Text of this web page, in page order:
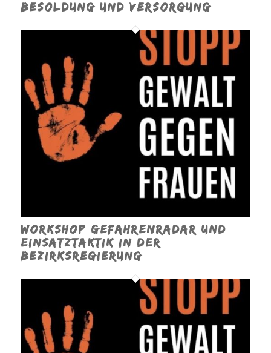
Besoldung und Versorgung
Workshop Gefahrenradar und
Einsatztaktik in der
Bezirksregierung